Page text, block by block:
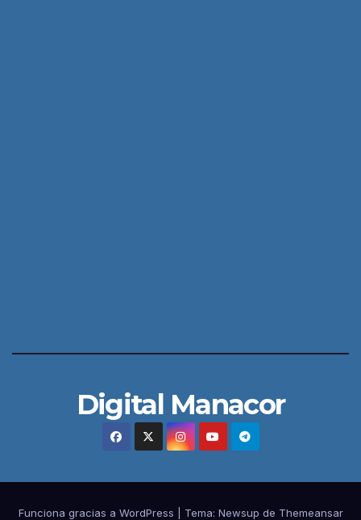
Digital Manacor
Funciona gracias a WordPress Tema: Newsup de Themeansar